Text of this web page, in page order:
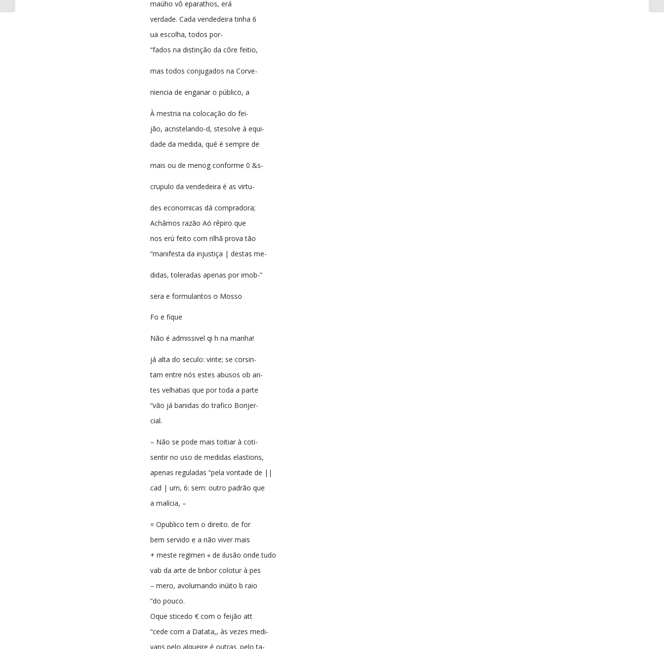
maúho vô eparathos, erá
verdade. Cada vendedeira tinha 6
ua escolha, todos por-
“fados na distinção da côre feitio,
mas todos conjugados na Corve-
niencia de enganar o público, a
À mestria na colocação do fei-
jão, acnstelando-d, stesolve à equi-
dade da medida, qué é sempre de
mais ou de menog conforme 0 &s-
crupulo da vendedeira é as virtu-
des economicas dá compradora;
Achâmos razão Aó rêpiro que
nos erú feito com nlhã prova tão
“manifesta da injustiça | destas me-
didas, toleradas apenas por imob-”
sera e formulantos o Mosso
Fo e fique
Não é admissivel qi h na manha!
já alta do seculo: vinte; se corsin-
tam entre nós estes abusos ob an-
tes velhatias que por toda a parte
“vão já banidas do trafico Bonjer-
cial.
– Não se pode mais toitiar à coti-
sentir no uso de medidas elastions,
apenas reguladas “pela vontade de ||
cad | um, 6: sem: outro padrão que
a malícia, –
= Opublico tem o direito. de for
bem servido e a não viver mais
+ meste regimen « de ilusão onde tudo
vab da arte de bnbor colotur à pes
– mero, avolumando inúito b raio
“do pouco.
Oque sticedo € com o feijão att
“cede com a Datata,, às vezes medi-
vans pelo alqueire é outras. pelo ta-